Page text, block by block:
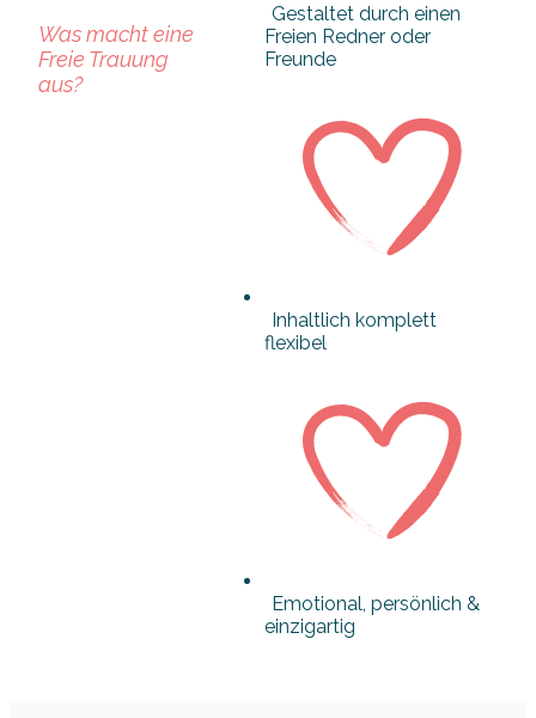
Was macht eine
Freie Trauung
aus?
Gestaltet durch einen
Freien Redner oder
Freunde
Inhaltlich komplett
flexibel
Emotional, persönlich &
einzigartig